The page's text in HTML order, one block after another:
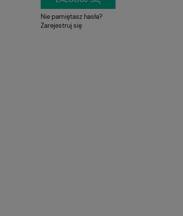
Nie pamiętasz hasła?
Zarejestruj się